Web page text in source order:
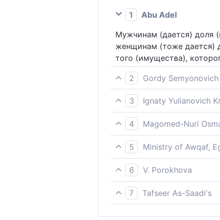
1
Abu Adel
Мужчинам (дается) доля
женщинам (тоже дается)
того (имущества),
2
Gordy
Мужчинам своя доля из
что, большое ли что
3
Ignaty Yulianovich
Мужчинам - удел из того,
родители и близкие, - из
4
Magomed-Nuri
Мужчинам принадлежит
принадлежит доля из
[оставленного в
5
Ministry of Awqaf,
Мужчине - удел в
удел в имуществе,
уменьшения. Этот удел
того, что много или мало.
6
V. Porokhova
Мужчинам - свой надел
положен свой надел,
7
Tafseer As-Saadi's